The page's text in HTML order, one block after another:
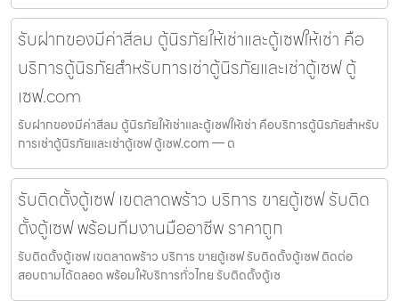
รับฝากของมีค่าสีลม ตู้นิรภัยให้เช่าและตู้เซฟให้เช่า คือ
บริการตู้นิรภัยสำหรับการเช่าตู้นิรภัยและเช่าตู้เซฟ ตู้
เซฟ.com
รับฝากของมีค่าสีลม ตู้นิรภัยให้เช่าและตู้เซฟให้เช่า คือบริการตู้นิรภัยสำหรับ
การเช่าตู้นิรภัยและเช่าตู้เซฟ ตู้เซฟ.com — ต
รับติดตั้งตู้เซฟ เขตลาดพร้าว บริการ ขายตู้เซฟ รับติด
ตั้งตู้เซฟ พร้อมทีมงานมืออาชีพ ราคาถูก
รับติดตั้งตู้เซฟ เขตลาดพร้าว บริการ ขายตู้เซฟ รับติดตั้งตู้เซฟ ติดต่อ
สอบถามได้ตลอด พร้อมให้บริการทั่วไทย รับติดตั้งตู้เซ